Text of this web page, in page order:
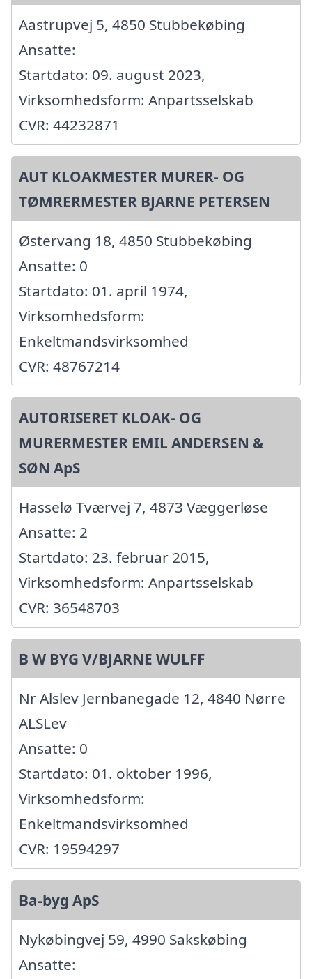
Aastrupvej 5, 4850 Stubbekøbing
Ansatte:
Startdato: 09. august 2023,
Virksomhedsform: Anpartsselskab
CVR: 44232871
AUT KLOAKMESTER MURER- OG
TØMRERMESTER BJARNE PETERSEN
Østervang 18, 4850 Stubbekøbing
Ansatte: 0
Startdato: 01. april 1974,
Virksomhedsform:
Enkeltmandsvirksomhed
CVR: 48767214
AUTORISERET KLOAK- OG
MURERMESTER EMIL ANDERSEN &
SØN ApS
Hasselø Tværvej 7, 4873 Væggerløse
Ansatte: 2
Startdato: 23. februar 2015,
Virksomhedsform: Anpartsselskab
CVR: 36548703
B W BYG V/BJARNE WULFF
Nr Alslev Jernbanegade 12, 4840 Nørre
ALSLev
Ansatte: 0
Startdato: 01. oktober 1996,
Virksomhedsform:
Enkeltmandsvirksomhed
CVR: 19594297
Ba-byg ApS
Nykøbingvej 59, 4990 Sakskøbing
Ansatte: